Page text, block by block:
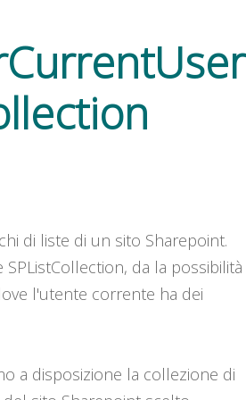
di liste di un sito Sharepoint.
da la possibilità
l'utente corrente ha dei
a disposizione la collezione di